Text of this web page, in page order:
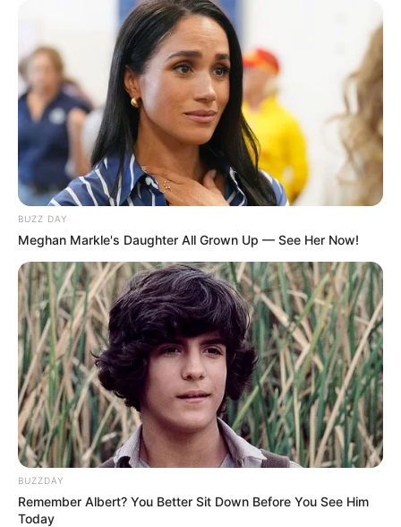
BUZZ DAY
Meghan Markle's Daughter All Grown Up — See Her Now!
BUZZDAY
Remember Albert? You Better Sit Down Before You See Him
Today